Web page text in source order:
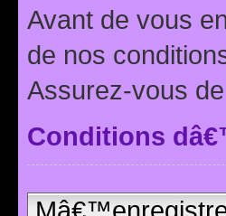
Avant de vous
de nos
Assurez-vous
Conditions